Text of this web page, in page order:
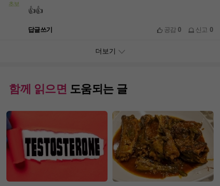
초보
👍👍
답글쓰기 공감0 신고 0
더보기
함께 읽으면 도움되는 글